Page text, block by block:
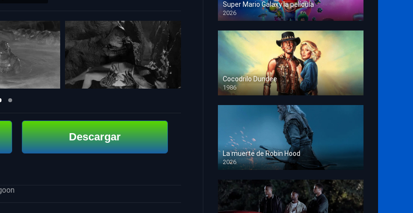
Descargar
Super Mario Galaxy la película
2026
HD 1080p
Cocodrilo Dundee
1986
HD 1080p
La muerte de Robin Hood
2026
HD 1080p